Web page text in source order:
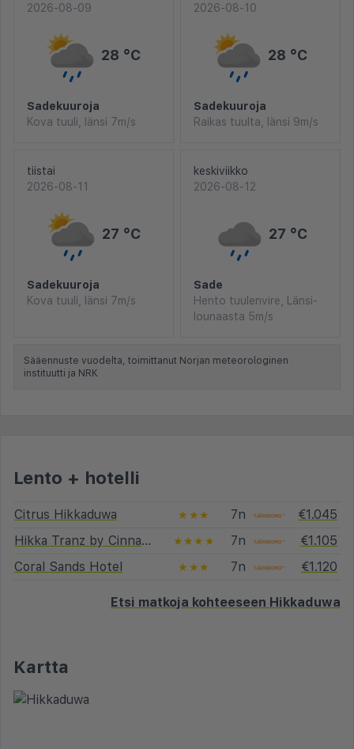
2026-08-09
28 °C
Sadekuuroja
Kova tuuli, länsi 7m/s
2026-08-10
28 °C
Sadekuuroja
Raikas tuulta, länsi 9m/s
tiistai
2026-08-11
27 °C
Sadekuuroja
Kova tuuli, länsi 7m/s
keskiviikko
2026-08-12
27 °C
Sade
Hento tuulenvire, Länsi-
lounaasta 5m/s
Sääennuste vuodelta, toimittanut Norjan meteorologinen
instituutti ja NRK
Lento + hotelli
Citrus Hikkaduwa ★★★ 7n
€1.045
Hikka Tranz by Cinnamon
★★★★ 7n
€1.105
Coral Sands Hotel
★★★ 7n €1.120
Etsi matkoja kohteeseen Hikkaduwa
Kartta